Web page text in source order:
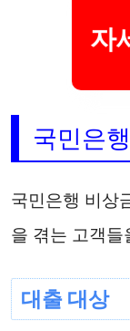
자
국민은
국민은행 비상
을 겪는 고객
대출 대상